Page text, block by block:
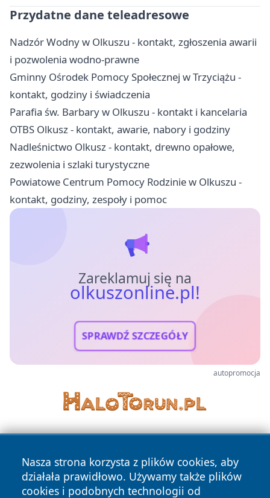
Przydatne dane teleadresowe
Nadzór Wodny w Olkuszu - kontakt, zgłoszenia awarii
i pozwolenia wodno-prawne
Gminny Ośrodek Pomocy Społecznej w Trzyciążu -
kontakt, godziny i świadczenia
Parafia św. Barbary w Olkuszu - kontakt i kancelaria
OTBS Olkusz - kontakt, awarie, nabory i godziny
Nadleśnictwo Olkusz - kontakt, drewno opałowe,
zezwolenia i szlaki turystyczne
Powiatowe Centrum Pomocy Rodzinie w Olkuszu -
kontakt, godziny, zespoły i pomoc
Zareklamuj się na
olkuszonline.pl!
SPRAWDŹ SZCZEGÓŁY
autopromocja
Nasza strona korzysta z plików cookies, aby
działała prawidłowo. Używamy także plików
cookies i podobnych technologii od